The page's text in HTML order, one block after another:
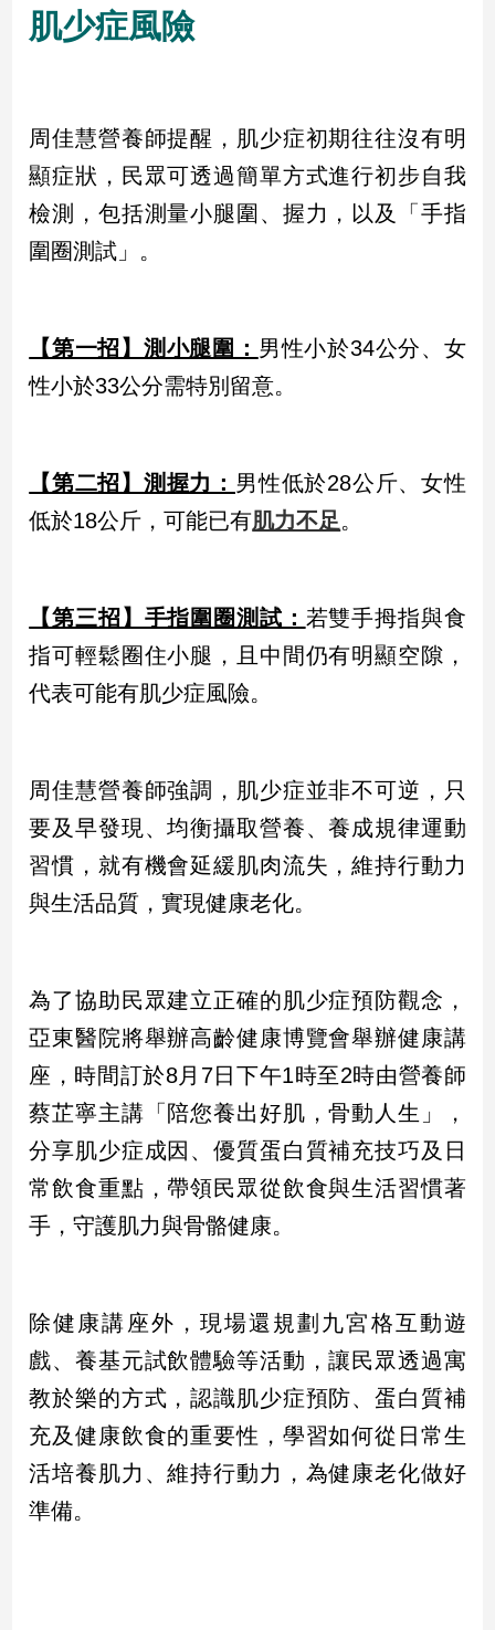
寵
物
影
音
專
區
媒
體
稿
專
的
觀
點】
肌少症風險
周佳慧營養師提醒，肌少症初期往往沒有明
顯症狀，民眾可透過簡單方式進行初步自我
檢測，包括測量小腿圍、握力，以及「手指
圍圈測試」。
【第一招】測小腿圍： 男性小於34公分、女
性小於33公分需特別留意。
【第二招】測握力： 男性低於28公斤、女性
低於18公斤，可能已有肌力不足。
【第三招】手指圍圈測試： 若雙手拇指與食
指可輕鬆圈住小腿，且中間仍有明顯空隙，
代表可能有肌少症風險。
周佳慧營養師強調，肌少症並非不可逆，只
要及早發現、均衡攝取營養、養成規律運動
習慣，就有機會延緩肌肉流失，維持行動力
與生活品質，實現健康老化。
為了協助民眾建立正確的肌少症預防觀念，
亞東醫院將舉辦高齡健康博覽會舉辦健康講
座，時間訂於8月7日下午1時至2時由營養師
蔡芷寧主講「陪您養出好肌，骨動人生」，
分享肌少症成因、優質蛋白質補充技巧及日
常飲食重點，帶領民眾從飲食與生活習慣著
手，守護肌力與骨骼健康。
除健康講座外，現場還規劃九宮格互動遊
戲、養基元試飲體驗等活動，讓民眾透過寓
教於樂的方式，認識肌少症預防、蛋白質補
充及健康飲食的重要性，學習如何從日常生
活培養肌力、維持行動力，為健康老化做好
準備。